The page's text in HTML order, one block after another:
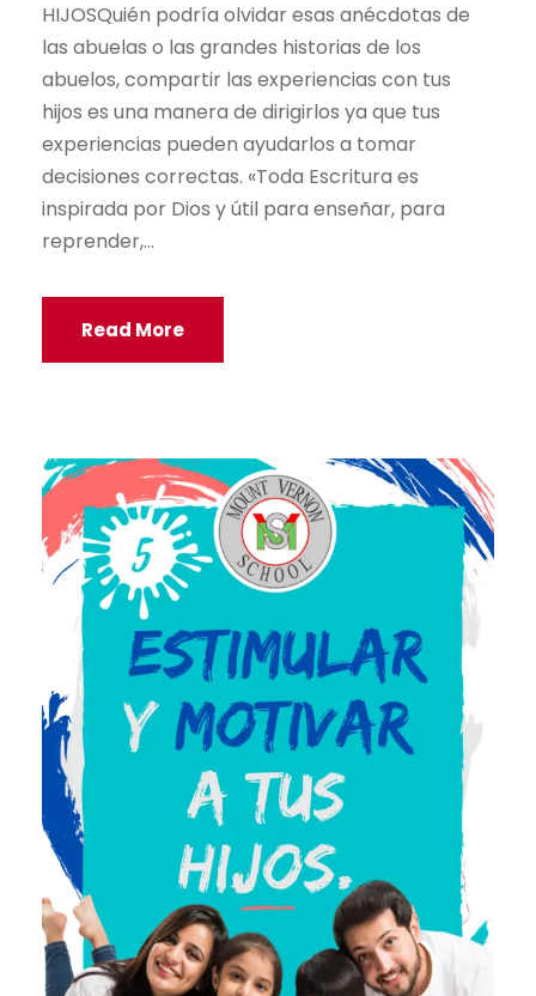
HIJOSQuién podría olvidar esas anécdotas de
las abuelas o las grandes historias de los
abuelos, compartir las experiencias con tus
hijos es una manera de dirigirlos ya que tus
experiencias pueden ayudarlos a tomar
decisiones correctas. «Toda Escritura es
inspirada por Dios y útil para enseñar, para
reprender,...
Read More